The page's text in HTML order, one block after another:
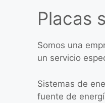
Placas
Somos una
un servicio
Sistemas de
fuente de